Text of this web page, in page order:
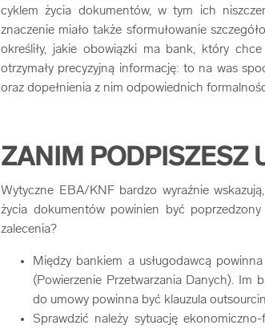
cyklem życia dokumentów, w tym ich
znaczenie miało także sformułowanie
określiły, jakie obowiązki ma bank, który
otrzymały precyzyjną informację: to na was
oraz dopełnienia z nim odpowiednich
ZANIM PODPISZESZ
Wytyczne EBA/KNF bardzo wyraźnie
życia dokumentów powinien być
zalecenia?
Między bankiem a usługodawcą
(Powierzenie Przetwarzania Danych). Im
do umowy powinna być klauzula
Sprawdzić należy sytuację